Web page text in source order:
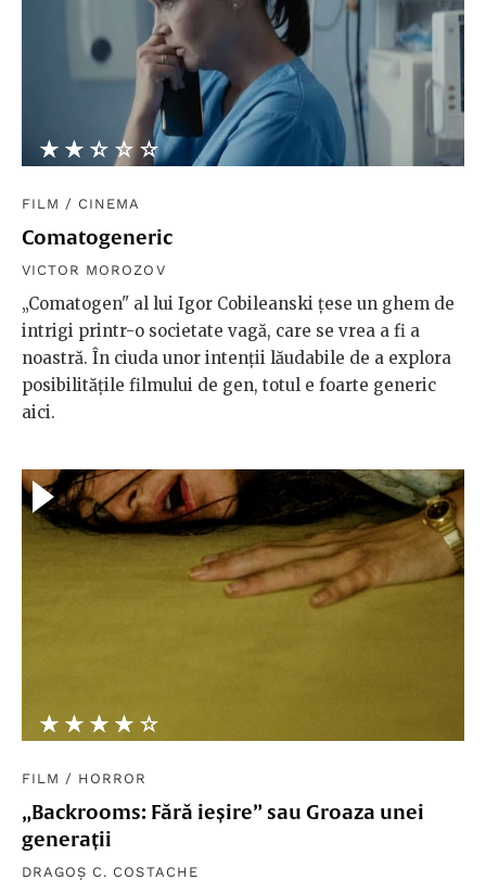
★★★★★
☆☆☆☆☆
FILM / CINEMA
Comatogeneric
VICTOR MOROZOV
„Comatogen" al lui Igor Cobileanski țese un ghem de
intrigi printr-o societate vagă, care se vrea a fi a
noastră. În ciuda unor intenții lăudabile de a explora
posibilitățile filmului de gen, totul e foarte generic
aici.
★★★★★
☆☆☆☆☆
FILM / HORROR
„Backrooms: Fără ieșire” sau Groaza unei
generații
DRAGOȘ C. COSTACHE